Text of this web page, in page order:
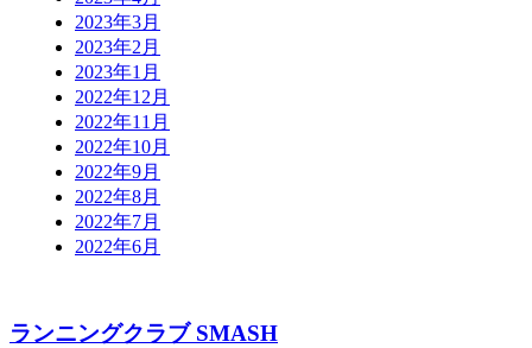
2023年3月
2023年2月
2023年1月
2022年12月
2022年11月
2022年10月
2022年9月
2022年8月
2022年7月
2022年6月
ランニングクラブ SMASH